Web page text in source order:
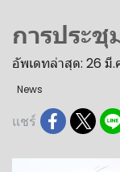
การประชุ
อัพเดทล่าสุด: 26 มี.
News
แชร์